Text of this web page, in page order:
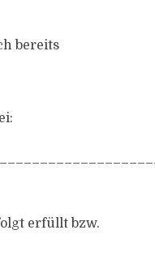
bereits
erfüllt bzw.